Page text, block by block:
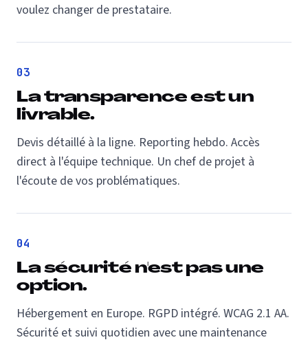
voulez changer de prestataire.
03
La transparence est un
livrable.
Devis détaillé à la ligne. Reporting hebdo. Accès
direct à l'équipe technique. Un chef de projet à
l'écoute de vos problématiques.
04
La sécurité n'est pas une
option.
Hébergement en Europe. RGPD intégré. WCAG 2.1 AA.
Sécurité et suivi quotidien avec une maintenance